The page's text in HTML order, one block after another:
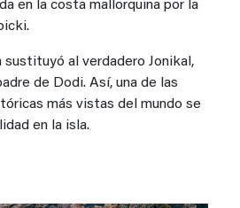
en la costa mallorquina por la
sustituyó al verdadero Jonikal,
de Dodi. Así, una de las
más vistas del mundo se
en la isla.